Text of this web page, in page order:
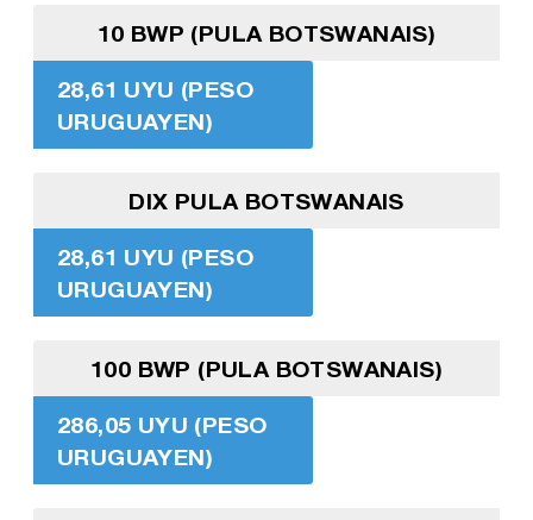
10 BWP (PULA BOTSWANAIS)
28,61 UYU (PESO
URUGUAYEN)
DIX PULA BOTSWANAIS
28,61 UYU (PESO
URUGUAYEN)
100 BWP (PULA BOTSWANAIS)
286,05 UYU (PESO
URUGUAYEN)